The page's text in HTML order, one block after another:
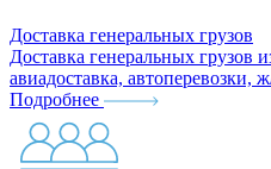
Доставка генеральных грузов
Доставка генеральных грузов
авиадоставка, автоперевозки,
Подробнее